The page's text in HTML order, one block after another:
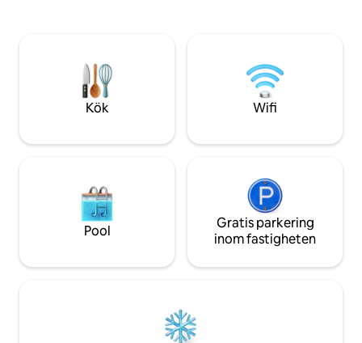
utrymme) med ett glasfönster som har
direkt utsikt över Plaza Mayor. Den har
också 1 sovrum med dubbelsäng och 1
rummet med eget badrum som har
katedralen. Vi hittade också ett
distributionsområde med en garderob
och ett annat badrum. Totalt har
lägenheten 3 badrum. Slutligen, på detta
enkelsängar på 90 som har magnifik
på belysning och
bokar en enda
kostnad på 50
Kök Wifi
Pool
Gratis parkering
inom fastigheten